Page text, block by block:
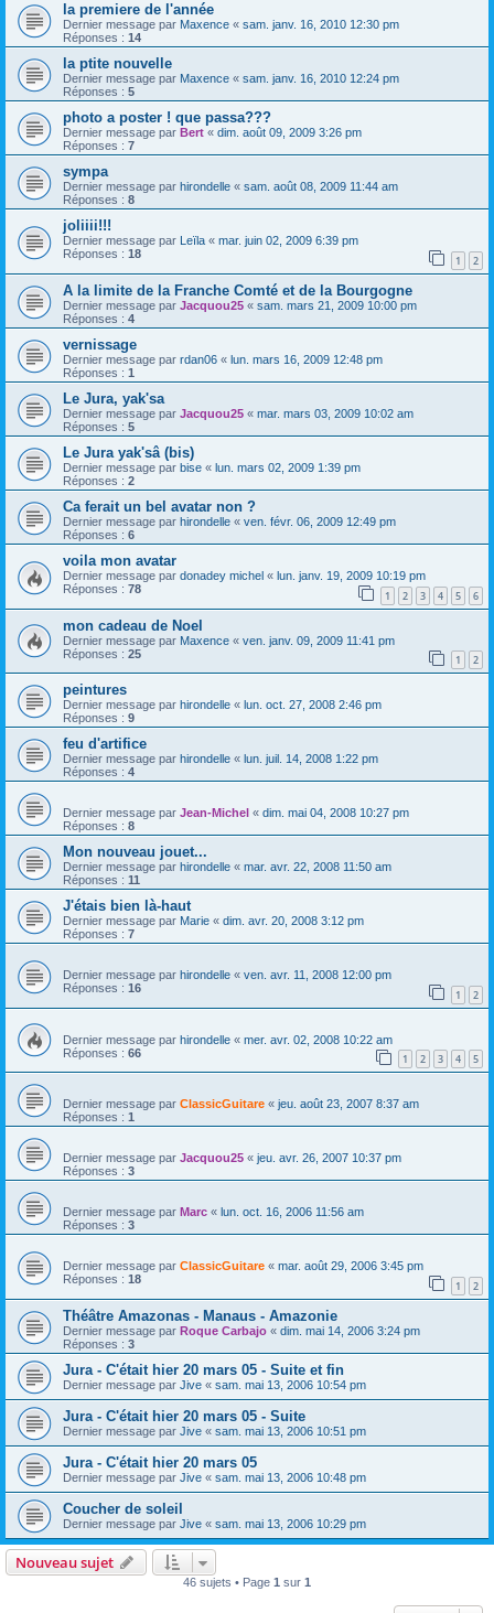
la premiere de l'année
Dernier message par Maxence « sam. janv. 16, 2010 12:30 pm
Réponses : 14
la ptite nouvelle
Dernier message par Maxence « sam. janv. 16, 2010 12:24 pm
Réponses : 5
photo a poster ! que passa???
Dernier message par Bert « dim. août 09, 2009 3:26 pm
Réponses : 7
sympa
Dernier message par hirondelle « sam. août 08, 2009 11:44 am
Réponses : 8
joliiii!!!
Dernier message par Leïla « mar. juin 02, 2009 6:39 pm
Réponses : 18 1 2
A la limite de la Franche Comté et de la Bourgogne
Dernier message par Jacquou25 « sam. mars 21, 2009 10:00 pm
Réponses : 4
vernissage
Dernier message par rdan06 « lun. mars 16, 2009 12:48 pm
Réponses : 1
Le Jura, yak'sa
Dernier message par Jacquou25 « mar. mars 03, 2009 10:02 am
Réponses : 5
Le Jura yak'sâ (bis)
Dernier message par bise « lun. mars 02, 2009 1:39 pm
Réponses : 2
Ca ferait un bel avatar non ?
Dernier message par hirondelle « ven. févr. 06, 2009 12:49 pm
Réponses : 6
voila mon avatar
Dernier message par donadey michel « lun. janv. 19, 2009 10:19 pm
Réponses : 78 1 2 3 4 5 6
mon cadeau de Noel
Dernier message par Maxence « ven. janv. 09, 2009 11:41 pm
Réponses : 25 1 2
peintures
Dernier message par hirondelle « lun. oct. 27, 2008 2:46 pm
Réponses : 9
feu d'artifice
Dernier message par hirondelle « lun. juil. 14, 2008 1:22 pm
Réponses : 4
Dernier message par Jean-Michel « dim. mai 04, 2008 10:27 pm
Réponses : 8
Mon nouveau jouet...
Dernier message par hirondelle « mar. avr. 22, 2008 11:50 am
Réponses : 11
J'étais bien là-haut
Dernier message par Marie « dim. avr. 20, 2008 3:12 pm
Réponses : 7
Dernier message par hirondelle « ven. avr. 11, 2008 12:00 pm
Réponses : 16 1 2
Dernier message par hirondelle « mer. avr. 02, 2008 10:22 am
Réponses : 66 1 2 3 4 5
Dernier message par ClassicGuitare « jeu. août 23, 2007 8:37 am
Réponses : 1
Dernier message par Jacquou25 « jeu. avr. 26, 2007 10:37 pm
Réponses : 3
Dernier message par Marc « lun. oct. 16, 2006 11:56 am
Réponses : 3
Dernier message par ClassicGuitare « mar. août 29, 2006 3:45 pm
Réponses : 18 1 2
Théâtre Amazonas - Manaus - Amazonie
Dernier message par Roque Carbajo « dim. mai 14, 2006 3:24 pm
Réponses : 3
Jura - C'était hier 20 mars 05 - Suite et fin
Dernier message par Jive « sam. mai 13, 2006 10:54 pm
Jura - C'était hier 20 mars 05 - Suite
Dernier message par Jive « sam. mai 13, 2006 10:51 pm
Jura - C'était hier 20 mars 05
Dernier message par Jive « sam. mai 13, 2006 10:48 pm
Coucher de soleil
Dernier message par Jive « sam. mai 13, 2006 10:29 pm
Nouveau sujet
46 sujets • Page 1 sur 1